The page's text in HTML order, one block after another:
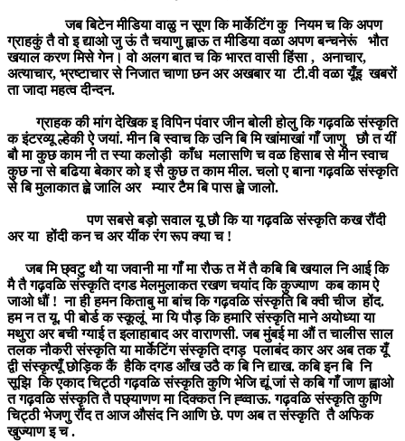
जब बिटेन मीडिया वाळु न सूण कि मार्केटिंग कु नियम च कि अपण
ग्राहकुं तै वो इ द्याओ जु ऊं तै चयाणु ह्वाऊ त मीडिया वळा अपण बन्चनेरूं भौत
खयाल करण मिसे गेन। वो अलग बात च कि भारत वासी हिंसा , अनाचार,
अत्याचार, भ्रष्टाचार से निजात चाणा छन अर अखबार या टी.वी वळा यूँइ खबरों
ता जादा महत्व दीन्दन.
ग्राहक की मांग देखिक इ विपिन पंवार जीन बोली होलु कि गढ़वळि संस्कृति
क इंटरव्यू ल्हेकी ऐ जयां. मीन बि स्वाच कि उनि बि मि खांमाखां गाँ जाणु छौ त यीं
बौ मा कुछ काम नी त स्या कलोड़ी काँध मलासणि च वळ हिसाब से मीन स्वाच
कुछ ना से बढिया बेकार को इ सै कुछ त काम मील. चलो ए बाना गढ़वळि संस्कृति
से बि मुलाकात ह्व़े जालि अर म्यार टैम बि पास ह्व़े जालो.
पण सबसे बड़ो सवाल यू छौ कि या गढ़वळि संस्कृति कख रौंदी
अर या होंदी कन च अर यींक रंग रूप क्या च !
जब मि छ्वटु थौ या जवानी मा गाँ मा रौऊ त में तै कबि बि खयाल नि आई कि
मै तै गढ़वळि संस्कृति दगड मेलमुलाकत रखण चयांद कि कुज्याण कब काम ऐ
जाओ धौं ! ना ही हमन किताबु मा बांच कि गढ़वळि संस्कृति बि क्वी चीज होंद.
हम न त यू. पी बोर्ड क स्कूलूं मा यि पौड़ कि हमारि संस्कृति माने अयोध्या या
मथुरा अर बची ग्याई त इलाहाबाद अर वाराणसी. जब मुंबई मा औं त चालीस साल
तलक नौकरी संस्कृति या मार्केटिंग संस्कृति दगड़ पलाबंद कार अर अब तक यूँ
द्वी संस्कृत्यूँ छोड़िक कैं हैकि दगड आँख उठै क बि नि द्याख. कबि इन बि नि
सूझि कि एकाद चिट्ठी गढ़वळि संस्कृति कुणि भेजि द्यूं जां से कबि गाँ जाण ह्वाओ
त गढ़वळि संस्कृति तै पछ्याणण मा दिक्कत नि ह्व्वाऊ. गढ़वळि संस्कृति कुणि
चिट्ठी भेजणु रौंद त आज औसंद नि आणि छे. पण अब त संस्कृति तै अफिक
खुज्याण इ च .